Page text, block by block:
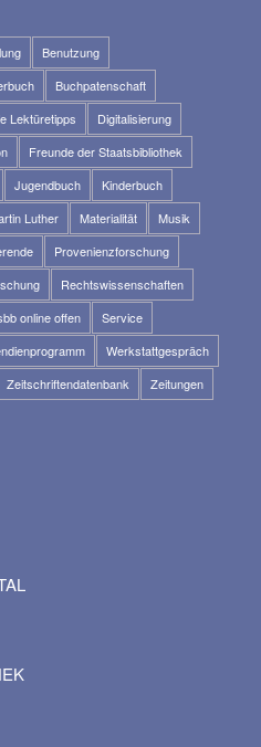
Benutzung
Buchpatenschaft
Lektüretipps
Digitalisierung
Freunde der Staatsbibliothek
Jugendbuch
Kinderbuch
Luther Materialität
Musik
Provenienzforschung
Rechtswissenschaften
online offen
Service
Werkstattgespräch
Zeitschriftendatenbank
Zeitungen